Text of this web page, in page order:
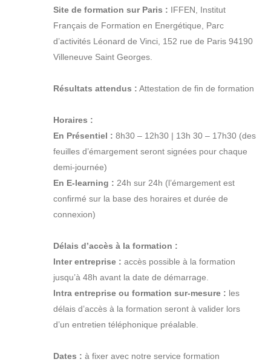
Site de formation sur Paris : IFFEN, Institut
Français de Formation en Energétique, Parc
d’activités Léonard de Vinci, 152 rue de Paris 94190
Villeneuve Saint Georges.
Résultats attendus : Attestation de fin de formation
Horaires :
En Présentiel : 8h30 – 12h30 | 13h 30 – 17h30 (des
feuilles d’émargement seront signées pour chaque
demi-journée)
En E-learning : 24h sur 24h (l’émargement est
confirmé sur la base des horaires et durée de
connexion)
Délais d’accès à la formation :
Inter entreprise : accès possible à la formation
jusqu’à 48h avant la date de démarrage.
Intra entreprise ou formation sur-mesure : les
délais d’accès à la formation seront à valider lors
d’un entretien téléphonique préalable.
Dates : à fixer avec notre service formation